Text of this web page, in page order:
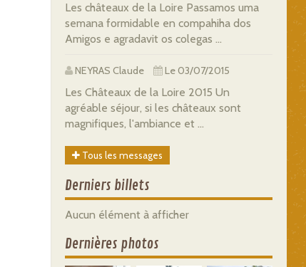
Les châteaux de la Loire Passamos uma
semana formidable en compahiha dos
Amigos e agradavit os colegas ...
NEYRAS Claude Le 03/07/2015
Les Châteaux de la Loire 2015 Un
agréable séjour, si les châteaux sont
magnifiques, l'ambiance et ...
Tous les messages
Derniers billets
Aucun élément à afficher
Dernières photos